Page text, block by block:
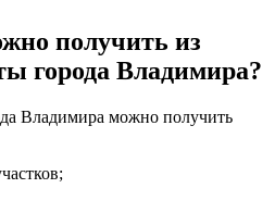
получить из
города Владимира?
Владимира можно получить